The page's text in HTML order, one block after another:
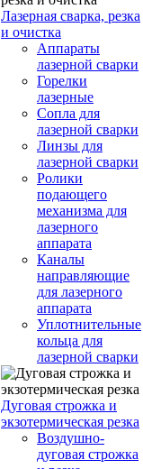
Лазерная сварка, резка
и очистка
Аппараты
лазерной сварки
Горелки
лазерные
Сопла для
лазерной сварки
Линзы для
лазерной сварки
Ролики
подающего
механизма для
лазерного
аппарата
Каналы
направляющие
для лазерного
аппарата
Уплотнительные
кольца для
лазерной сварки
Дуговая строжка и
экзотермическая резка
Воздушно-
дуговая строжка